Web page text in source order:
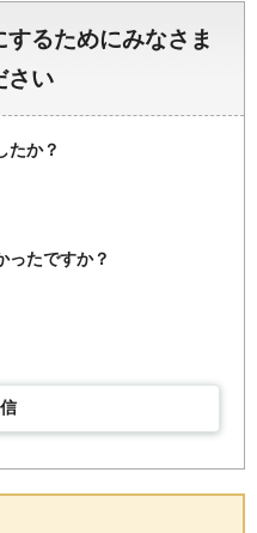
るためにみなさま
さい
たか？
ったですか？